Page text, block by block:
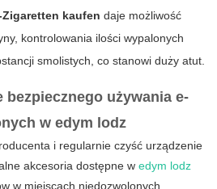
Zigaretten kaufen daje możliwość
kontrolowania ilości wypalonych
smolistych, co stanowi duży atut.
bezpiecznego używania e-
w edym lodz
i regularnie czyść urządzenie
akcesoria dostępne w edym lodz
w miejscach niedozwolonych